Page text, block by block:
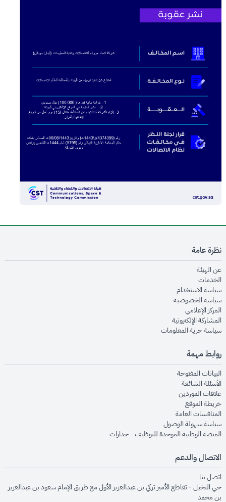
نظرة عامة
عن الهيئةopens in new window
الخدماتopens in new window
سياسة الاستخدام
سياسة الخصوصيةopens in new window
المركز الإعلاميopens in new window
المشاركة الإلكترونيةopens in new window
سياسة حرية المعلوماتopens in new window
روابط مهمة
البيانات المفتوحةopens in new window
الأسئلة الشائعةopens in new window
علاقات الموردينopens in new window
خريطة الموقعopens in new window
المنافسات العامةopens in new window
سياسة سهولة الوصولopens in new window
المنصة الوطنية الموحدة للتوظيف - جداراتopens in new window
الاتصال والدعم
اتصل بنا
حي النخيل - تقاطع الأمير تركي بن عبدالعزيز الأول مع طريق الإمام سعود بن عبدالعزيز
بن محمد